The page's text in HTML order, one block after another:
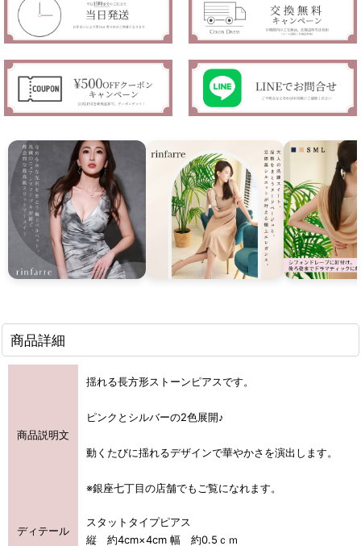
商品詳細
商品説明文
揺れる長方形ストーンピアスです。
ピンクとシルバーの2色展開♪
動くたびに揺れるデザインで華やかさを演出します。
※銀座七丁目の店舗でもご覧になれます。
ディテール
スタットタイプピアス
縦 約4cm×4cm 幅 約0.5ｃｍ